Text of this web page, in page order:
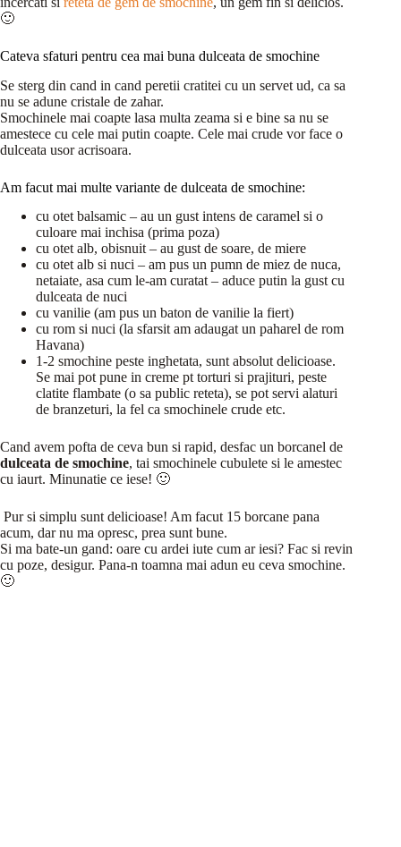
🙂
Cateva sfaturi pentru cea mai buna dulceata de smochine
Se sterg din cand in cand peretii cratitei cu un servet ud, ca sa
nu se adune cristale de zahar.
Smochinele mai coapte lasa multa zeama si e bine sa nu se
amestece cu cele mai putin coapte. Cele mai crude vor face o
dulceata usor acrisoara.
Am facut mai multe variante de dulceata de smochine:
cu otet balsamic – au un gust intens de caramel si o
culoare mai inchisa (prima poza)
cu otet alb, obisnuit – au gust de soare, de miere
cu otet alb si nuci – am pus un pumn de miez de nuca,
netaiate, asa cum le-am curatat – aduce putin la gust cu
dulceata de nuci
cu vanilie (am pus un baton de vanilie la fiert)
cu rom si nuci (la sfarsit am adaugat un paharel de rom
Havana)
1-2 smochine peste inghetata, sunt absolut delicioase.
Se mai pot pune in creme pt torturi si prajituri, peste
clatite flambate (o sa public reteta), se pot servi alaturi
de branzeturi, la fel ca smochinele crude etc.
Cand avem pofta de ceva bun si rapid, desfac un borcanel de
dulceata de smochine, tai smochinele cubulete si le amestec
cu iaurt. Minunatie ce iese! 🙂
Pur si simplu sunt delicioase! Am facut 15 borcane pana
acum, dar nu ma opresc, prea sunt bune.
Si ma bate-un gand: oare cu ardei iute cum ar iesi? Fac si revin
cu poze, desigur. Pana-n toamna mai adun eu ceva smochine.
🙂